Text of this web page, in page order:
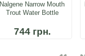
Nalgene Narrow Mouth
Trout Water Bottle
744 грн.